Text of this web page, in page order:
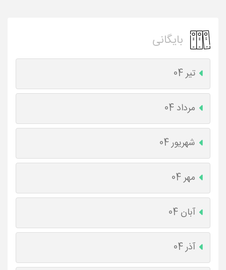
بایگانی
تیر 04
مرداد 04
شهریور 04
مهر 04
آبان 04
آذر 04